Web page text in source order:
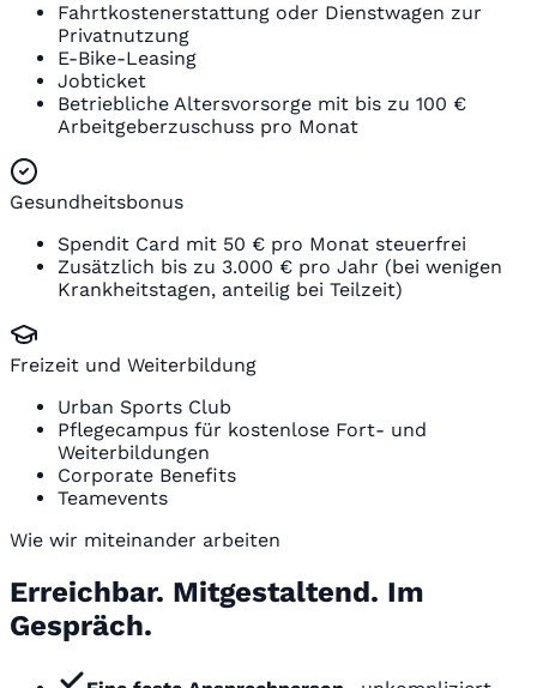
Fahrtkostenerstattung oder Dienstwagen zur
Privatnutzung
E-Bike-Leasing
Jobticket
Betriebliche Altersvorsorge mit bis zu 100 €
Arbeitgeberzuschuss pro Monat
Gesundheitsbonus
Spendit Card mit 50 € pro Monat steuerfrei
Zusätzlich bis zu 3.000 € pro Jahr (bei wenigen
Krankheitstagen, anteilig bei Teilzeit)
Freizeit und Weiterbildung
Urban Sports Club
Pflegecampus für kostenlose Fort- und
Weiterbildungen
Corporate Benefits
Teamevents
Wie wir miteinander arbeiten
Erreichbar. Mitgestaltend. Im
Gespräch.